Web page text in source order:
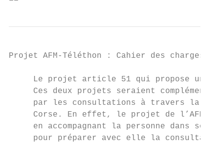
Projet AFM-Téléthon : Cahier des charges -
Le projet article 51 qui propose un
Ces deux projets seraient
par les consultations à travers la
Corse. En effet, le projet de l’AFM-
en accompagnant la personne dans son
pour préparer avec elle la